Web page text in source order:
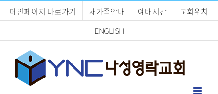
메인페이지 바로가기 새가족안내 예배시간
교회위치
ENGLISH